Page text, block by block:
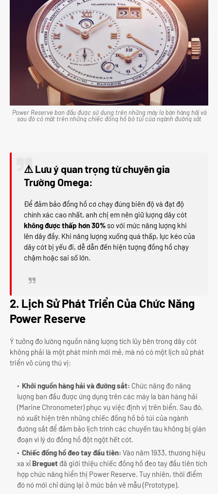
Power Reserve ban đầu được sử dụng trên những máy la bàn hàng hải và
sau đó có mặt trên những chiếc đồng hồ bỏ túi của ngành đường sắt
⚠️ Lưu ý quan trọng từ chuyên gia
Trường Omega:
Để đảm bảo đồng hồ cơ chạy đúng biên độ và đạt độ
chính xác cao nhất, anh chị em nên giữ lượng dây cót
không được thấp hơn 30% so với mức năng lượng khi
lên dây đầy. Khi năng lượng xuống quá thấp, lực kéo của
dây cót bị yếu đi, dễ dẫn đến hiện tượng đồng hồ chạy
chậm hoặc sai số lớn.
2. Lịch Sử Phát Triển Của Chức Năng
Power Reserve
Ý tưởng đo lường nguồn năng lượng tích lũy bên trong dây cót
không phải là một phát minh mới mẻ, mà nó có một lịch sử phát
triển vô cùng thú vị:
Khởi nguồn hàng hải và đường sắt: Chức năng đo năng
lượng ban đầu được ứng dụng trên các máy la bàn hàng hải
(Marine Chronometer) phục vụ việc định vị trên biển. Sau đó,
nó xuất hiện trên những chiếc đồng hồ bỏ túi của ngành
đường sắt để đảm bảo lịch trình các chuyến tàu không bị gián
đoạn vì lý do đồng hồ đột ngột hết cót.
Chiếc đồng hồ đeo tay đầu tiên: Vào năm 1933, thương hiệu
xa xỉ Breguet đã giới thiệu chiếc đồng hồ đeo tay đầu tiên tích
hợp chức năng hiển thị Power Reserve. Tuy nhiên, thời điểm
đó nó mới chỉ dừng lại ở mức bản vẽ mẫu (Prototype).